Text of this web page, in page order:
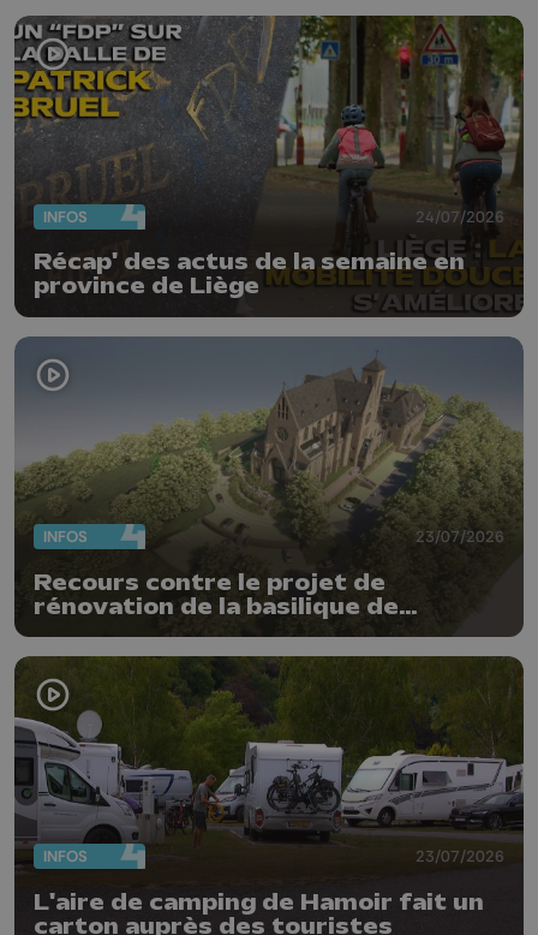
INFOS 24/07/2026
Récap' des actus de la semaine en
province de Liège
INFOS 23/07/2026
Recours contre le projet de
rénovation de la basilique de
Chevremont
INFOS 23/07/2026
L'aire de camping de Hamoir fait un
carton auprès des touristes